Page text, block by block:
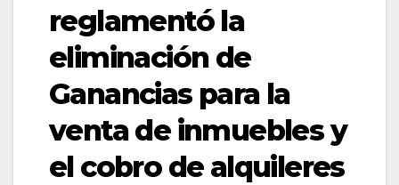
reglamentó la
eliminación de
Ganancias para la
venta de inmuebles y
el cobro de alquileres